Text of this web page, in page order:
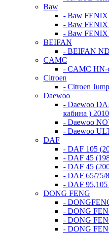
Baw
- Baw FENIX
- Baw FENIX
- Baw FENIX
BEIFAN
- BEIFAN
CAMC
- CAMC HN-
Citroen
- Citroen
Daewoo
- Daewoo
кабина ) 2010
- Daewoo
- Daewoo
DAF
- DAF 105
- DAF 45
- DAF 45
- DAF 65/75/
- DAF 95,105
DONG FENG
-
- DONG
- DONG
- DONG